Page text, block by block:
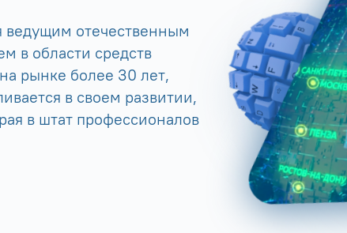
ведущим отечественным
в области средств
рынке более 30 лет,
в своем развитии,
в штат профессионалов